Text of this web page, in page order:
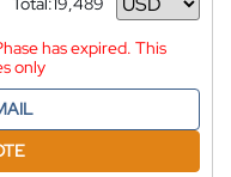
Currency
has expired. This
only